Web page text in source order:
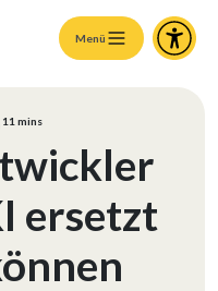
Menü
11 mins
ersetzt